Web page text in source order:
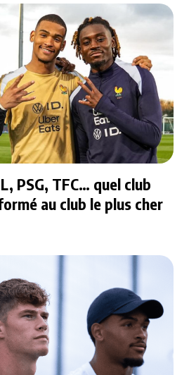
PSG, TFC… quel club
au club le plus cher